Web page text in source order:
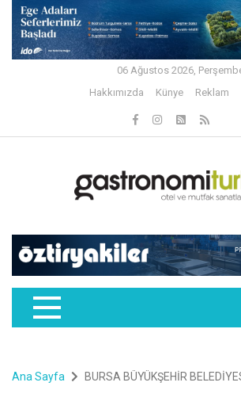
06 Ağustos 2026,
Hakkımızda
Künye Reklam
Ana Sayfa BURSA BÜYÜKŞEHİR